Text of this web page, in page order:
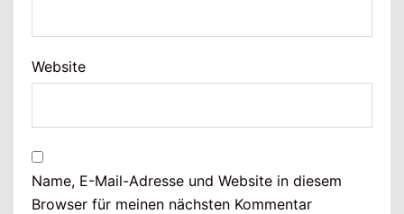
Website
Name, E-Mail-Adresse und Website in diesem
Browser für meinen nächsten Kommentar